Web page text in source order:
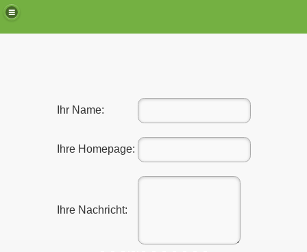
Ihr Name:
Ihre Homepage:
Ihre Nachricht: